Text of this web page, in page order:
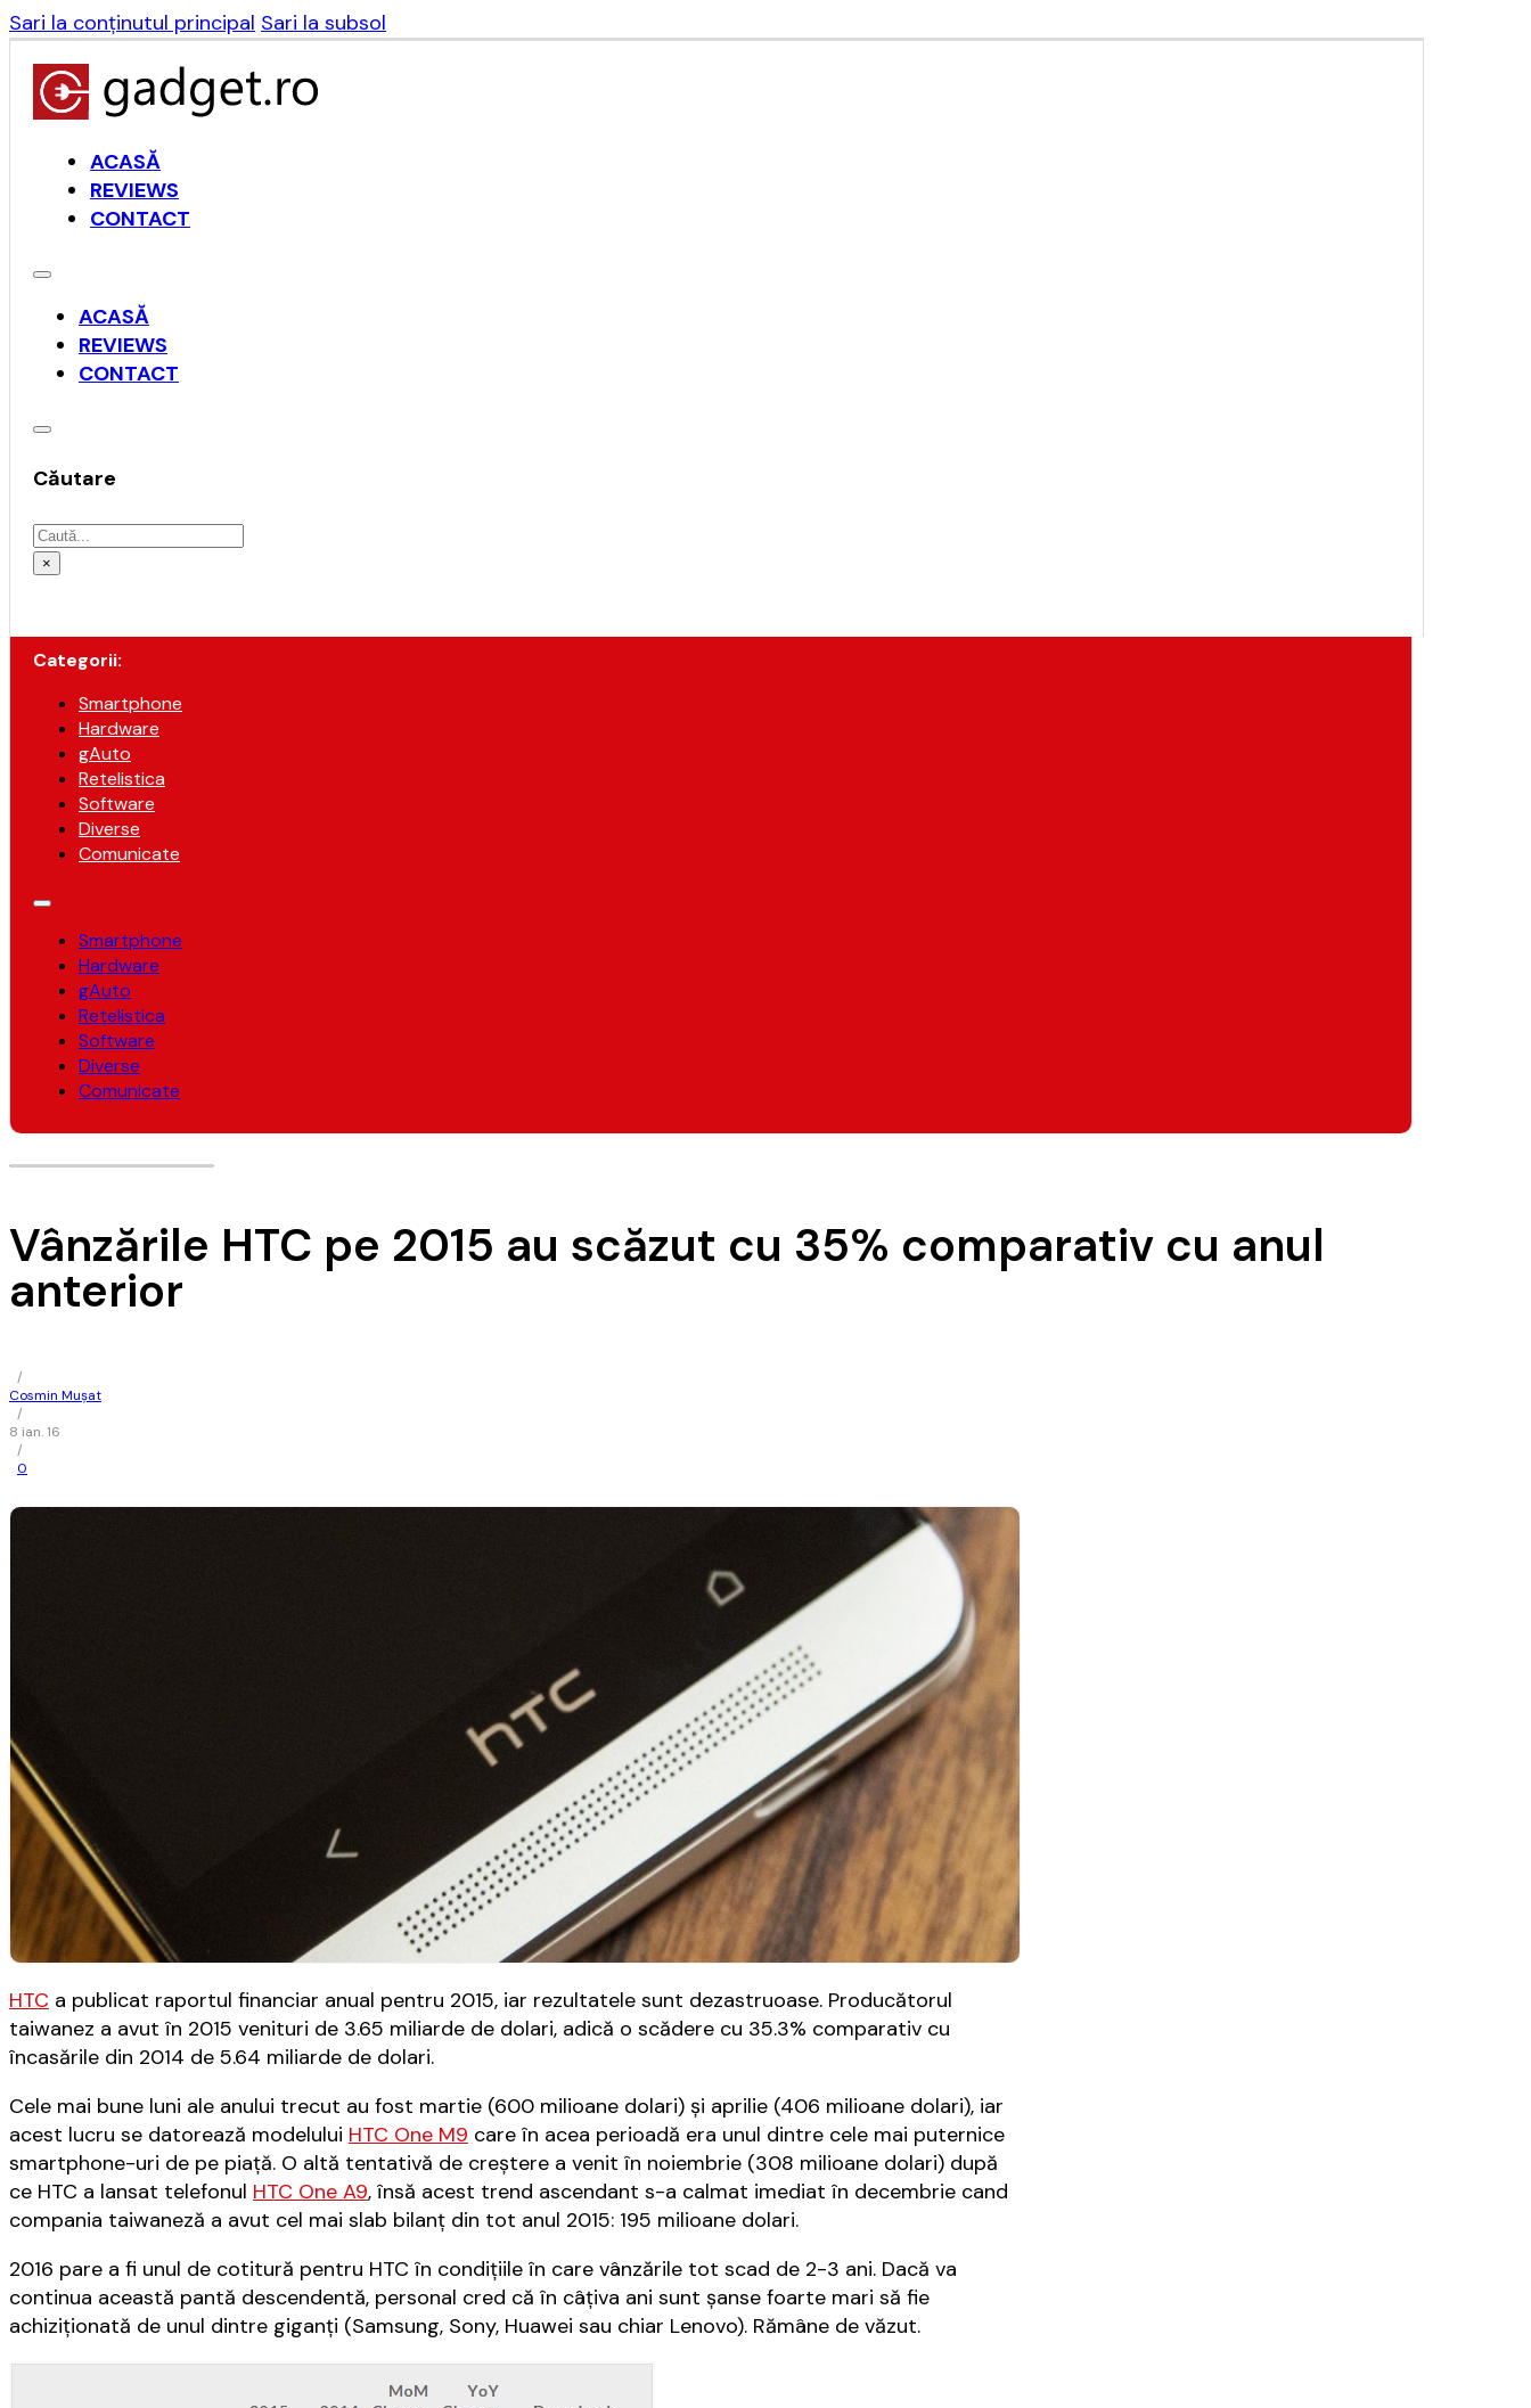
Sari la conținutul principal Sari la subsol
ACASĂ
REVIEWS
CONTACT
ACASĂ
REVIEWS
CONTACT
Căutare
Caută
×
Categorii:
Smartphone
Hardware
gAuto
Retelistica
Software
Diverse
Comunicate
Smartphone
Hardware
gAuto
Retelistica
Software
Diverse
Comunicate
Vânzările HTC pe 2015 au scăzut cu 35% comparativ cu anul
anterior
/
Cosmin Mușat
/
8 ian. 16
/
0
HTC a publicat raportul financiar anual pentru 2015, iar rezultatele sunt dezastruoase. Producătorul
taiwanez a avut în 2015 venituri de 3.65 miliarde de dolari, adică o scădere cu 35.3% comparativ cu
încasările din 2014 de 5.64 miliarde de dolari.
Cele mai bune luni ale anului trecut au fost martie (600 milioane dolari) şi aprilie (406 milioane dolari), iar
acest lucru se datorează modelului HTC One M9 care în acea perioadă era unul dintre cele mai puternice
smartphone-uri de pe piaţă. O altă tentativă de creştere a venit în noiembrie (308 milioane dolari) după
ce HTC a lansat telefonul HTC One A9, însă acest trend ascendant s-a calmat imediat în decembrie cand
compania taiwaneză a avut cel mai slab bilanţ din tot anul 2015: 195 milioane dolari.
2016 pare a fi unul de cotitură pentru HTC în condiţiile în care vânzările tot scad de 2-3 ani. Dacă va
continua această pantă descendentă, personal cred că în câţiva ani sunt şanse foarte mari să fie
achiziţionată de unul dintre giganţi (Samsung, Sony, Huawei sau chiar Lenovo). Rămâne de văzut.